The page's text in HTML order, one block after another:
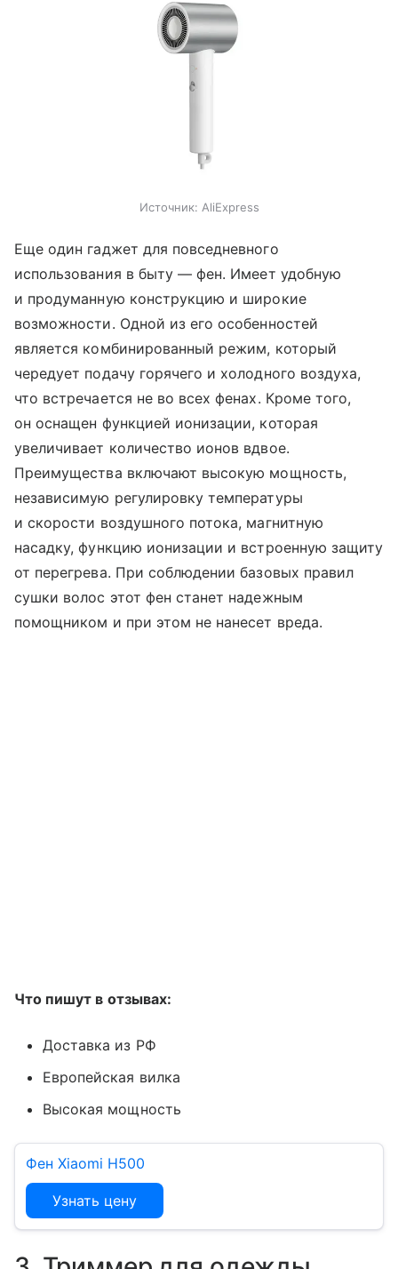
Источник: AliExpress
Еще один гаджет для повседневного
использования в быту — фен. Имеет удобную
и продуманную конструкцию и широкие
возможности. Одной из его особенностей
является комбинированный режим, который
чередует подачу горячего и холодного воздуха,
что встречается не во всех фенах. Кроме того,
он оснащен функцией ионизации, которая
увеличивает количество ионов вдвое.
Преимущества включают высокую мощность,
независимую регулировку температуры
и скорости воздушного потока, магнитную
насадку, функцию ионизации и встроенную защиту
от перегрева. При соблюдении базовых правил
сушки волос этот фен станет надежным
помощником и при этом не нанесет вреда.
Что пишут в отзывах:
Доставка из РФ
Европейская вилка
Высокая мощность
Фен Xiaomi H500
Узнать цену